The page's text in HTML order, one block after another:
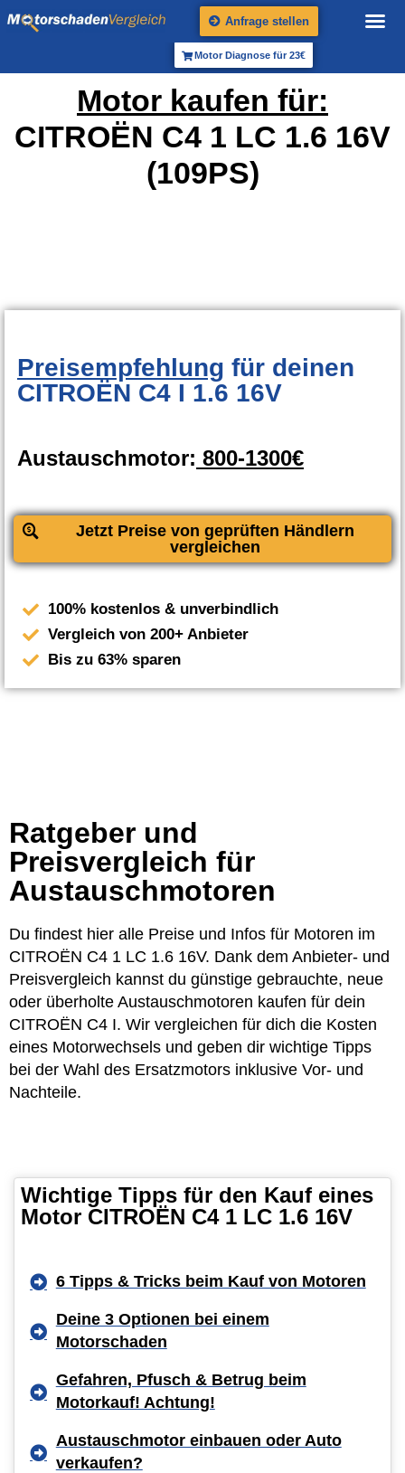
Anfrage stellen
Motor Diagnose für 23€
Motor kaufen für:
CITROËN C4 1 LC 1.6 16V
(109PS)
Preisempfehlung für deinen
CITROËN C4 I 1.6 16V
Austauschmotor: 800-1300€
Jetzt Preise von geprüften Händlern
vergleichen
100% kostenlos & unverbindlich
Vergleich von 200+ Anbieter
Bis zu 63% sparen
Ratgeber und
Preisvergleich für
Austauschmotoren
Du findest hier alle Preise und Infos für Motoren im
CITROËN C4 1 LC 1.6 16V. Dank dem Anbieter- und
Preisvergleich kannst du günstige gebrauchte, neue
oder überholte Austauschmotoren kaufen für dein
CITROËN C4 I. Wir vergleichen für dich die Kosten
eines Motorwechsels und geben dir wichtige Tipps
bei der Wahl des Ersatzmotors inklusive Vor- und
Nachteile.
Wichtige Tipps für den Kauf eines
Motor CITROËN C4 1 LC 1.6 16V
6 Tipps & Tricks beim Kauf von Motoren
Deine 3 Optionen bei einem
Motorschaden
Gefahren, Pfusch & Betrug beim
Motorkauf! Achtung!
Austauschmotor einbauen oder Auto
verkaufen?